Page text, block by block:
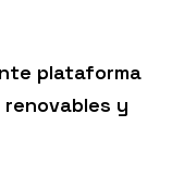
plataforma
y